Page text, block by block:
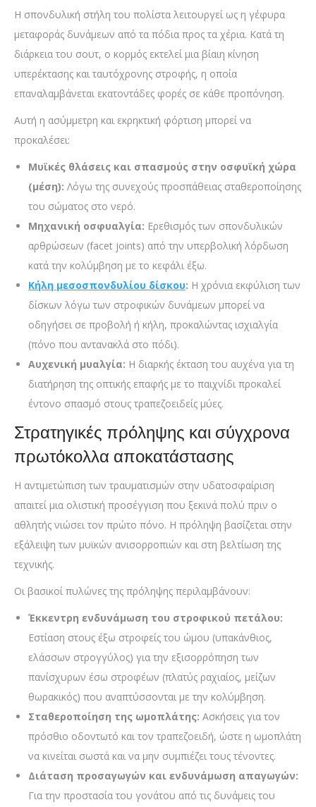
Η σπονδυλική στήλη του πολίστα λειτουργεί ως η γέφυρα
μεταφοράς δυνάμεων από τα πόδια προς τα χέρια. Κατά τη
διάρκεια του σουτ, ο κορμός εκτελεί μια βίαιη κίνηση
υπερέκτασης και ταυτόχρονης στροφής, η οποία
επαναλαμβάνεται εκατοντάδες φορές σε κάθε προπόνηση.
Αυτή η ασύμμετρη και εκρηκτική φόρτιση μπορεί να
προκαλέσει:
Μυϊκές θλάσεις και σπασμούς στην οσφυϊκή χώρα
(μέση): Λόγω της συνεχούς προσπάθειας σταθεροποίησης
του σώματος στο νερό.
Μηχανική οσφυαλγία: Ερεθισμός των σπονδυλικών
αρθρώσεων (facet joints) από την υπερβολική λόρδωση
κατά την κολύμβηση με το κεφάλι έξω.
Κήλη μεσοσπονδυλίου δίσκου: Η χρόνια εκφύλιση των
δίσκων λόγω των στροφικών δυνάμεων μπορεί να
οδηγήσει σε προβολή ή κήλη, προκαλώντας ισχιαλγία
(πόνο που αντανακλά στο πόδι).
Αυχενική μυαλγία: Η διαρκής έκταση του αυχένα για τη
διατήρηση της οπτικής επαφής με το παιχνίδι προκαλεί
έντονο σπασμό στους τραπεζοειδείς μύες.
Στρατηγικές πρόληψης και σύγχρονα
πρωτόκολλα αποκατάστασης
Η αντιμετώπιση των τραυματισμών στην υδατοσφαίριση
απαιτεί μια ολιστική προσέγγιση που ξεκινά πολύ πριν ο
αθλητής νιώσει τον πρώτο πόνο. Η πρόληψη βασίζεται στην
εξάλειψη των μυϊκών ανισορροπιών και στη βελτίωση της
τεχνικής.
Οι βασικοί πυλώνες της πρόληψης περιλαμβάνουν:
Έκκεντρη ενδυνάμωση του στροφικού πετάλου:
Εστίαση στους έξω στροφείς του ώμου (υπακάνθιος,
ελάσσων στρογγύλος) για την εξισορρόπηση των
πανίσχυρων έσω στροφέων (πλατύς ραχιαίος, μείζων
θωρακικός) που αναπτύσσονται με την κολύμβηση.
Σταθεροποίηση της ωμοπλάτης: Ασκήσεις για τον
πρόσθιο οδοντωτό και τον τραπεζοειδή, ώστε η ωμοπλάτη
να κινείται σωστά και να μην συμπιέζει τους τένοντες.
Διάταση προσαγωγών και ενδυνάμωση απαγωγών:
Για την προστασία του γονάτου από τις δυνάμεις του